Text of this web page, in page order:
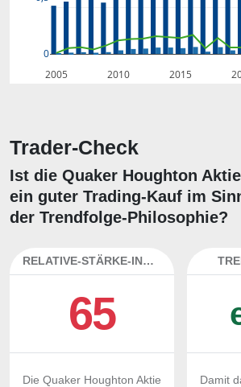
2005 2010 2015
0
Trader-Check
Ist die Quaker Houghton Aktie
ein guter Trading-Kauf im
der Trendfolge-Philosophie?
RELATIVE-STÄRKE-INDEX
65
Die Quaker Houghton Aktie
Damit